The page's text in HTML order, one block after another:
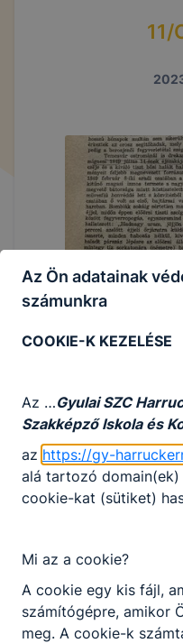
11/
Az Ön adatainak
számunkra
COOKIE-K KEZELÉSE
Az …Gyulai SZC
Szakképző Iskola és
az https://gy-
alá tartozó
cookie-kat (sütiket)
Mi az a cookie?
A cookie egy kis fájl,
számítógépre, amikor
meg. A cookie-k